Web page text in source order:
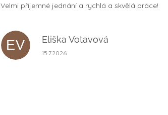
Velmi příjemné jednání a rychlá a skvělá práce!
EV Eliška Votavová
Hodnocení obchodu je 5 z 5 hvězdiček.
15.7.2026